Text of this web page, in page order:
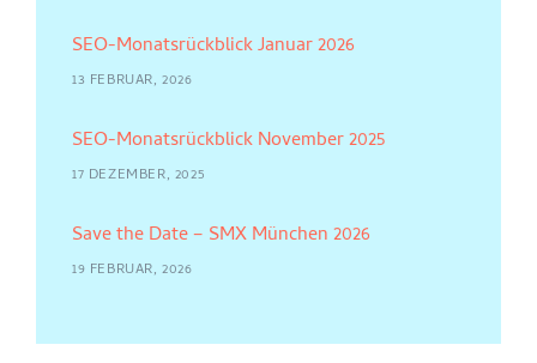
SEO-Monatsrückblick Januar 2026
13 FEBRUAR, 2026
SEO-Monatsrückblick November 2025
17 DEZEMBER, 2025
Save the Date – SMX München 2026
19 FEBRUAR, 2026